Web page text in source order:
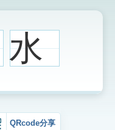
示
圖
水
QRcode分享